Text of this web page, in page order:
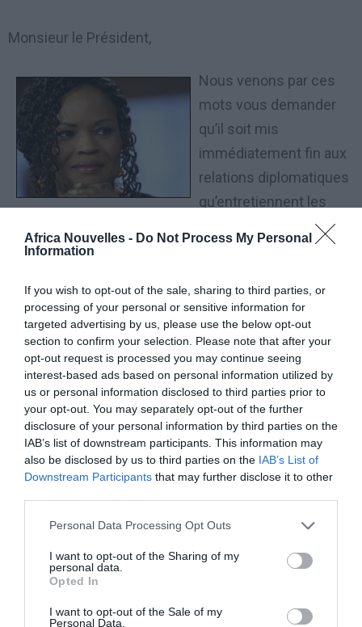
Africa Nouvelles - Do Not Process My Personal
Information
If you wish to opt-out of the sale, sharing to third parties, or
processing of your personal or sensitive information for
targeted advertising by us, please use the below opt-out
section to confirm your selection. Please note that after your
opt-out request is processed you may continue seeing
interest-based ads based on personal information utilized by
us or personal information disclosed to third parties prior to
your opt-out. You may separately opt-out of the further
disclosure of your personal information by third parties on the
IAB’s list of downstream participants. This information may
also be disclosed by us to third parties on the IAB’s List of
Downstream Participants that may further disclose it to other
Personal Data Processing Opt Outs
I want to opt-out of the Sharing of my
personal data.
Opted In
I want to opt-out of the Sale of my
Personal Data.
Monsieur le Président,
Nous venons par ces
mots vous demander
qu’il soit mis
immédiatement fin aux
relations diplomatiques
qu’entretiennent les
pays membres de l’Union Africaine que vous présidez
avec la France.
En effet, depuis deux jours les Africains sont
victimes des massacres des populations civiles
perpétrés en Libye par la France, pour des raisons
fallacieuses et ce, malgré la désapprobation de
l’Organisation que vous présidez.
Il est inadmissible, impensable qu’un pays comme la
France bombarde, tue les populations Libyennes
alors même que le mandat soi-disant donné par l’ONU
ne comportait pas cette clause.
sans nom, d’une blessure profonde qui n’est pas sans
s’agissait pour lui de mettre l’Afrique sous sa